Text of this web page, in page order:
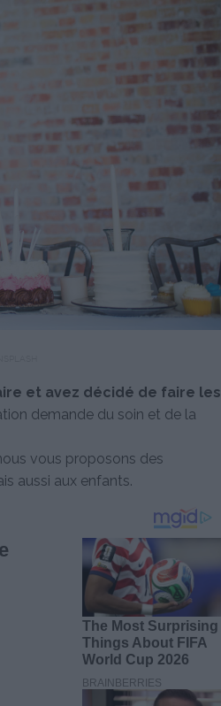
et avez décidé de faire les
demande du soin et de la
vous proposons des
aussi aux enfants.